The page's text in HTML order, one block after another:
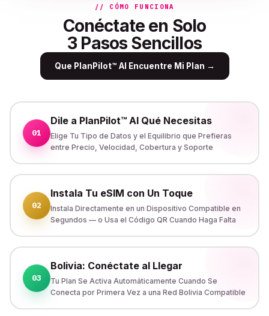
// CÓMO FUNCIONA
Conéctate en Solo
3 Pasos Sencillos
Que PlanPilot™ AI Encuentre Mi Plan →
01
Dile a PlanPilot™ AI Qué Necesitas
Elige Tu Tipo de Datos y el Equilibrio que Prefieras
entre Precio, Velocidad, Cobertura y Soporte
02
Instala Tu eSIM con Un Toque
Instala Directamente en un Dispositivo Compatible en
Segundos — o Usa el Código QR Cuando Haga Falta
03
Bolivia: Conéctate al Llegar
Tu Plan Se Activa Automáticamente Cuando Se
Conecta por Primera Vez a una Red Bolivia Compatible